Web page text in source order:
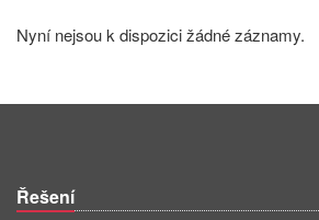
EN
MAGMA South-America, Brazil
Nyní nejsou k dispozici žádné záznamy.
Řešení